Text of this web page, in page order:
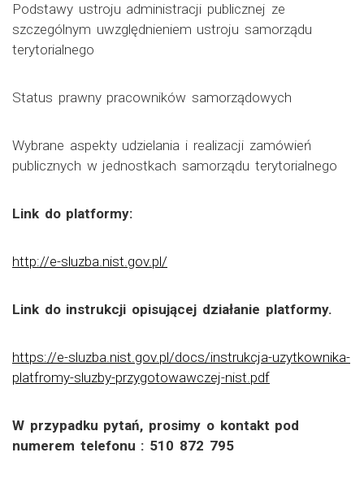
Podstawy ustroju administracji publicznej ze
szczególnym uwzględnieniem ustroju samorządu
terytorialnego
Status prawny pracowników samorządowych
Wybrane aspekty udzielania i realizacji zamówień
publicznych w jednostkach samorządu terytorialnego
Link do platformy:
http://e-sluzba.nist.gov.pl/
Link do instrukcji opisującej działanie platformy.
https://e-sluzba.nist.gov.pl/docs/instrukcja-uzytkownika-
platfromy-sluzby-przygotowawczej-nist.pdf
W przypadku pytań, prosimy o kontakt pod
numerem telefonu : 510 872 795